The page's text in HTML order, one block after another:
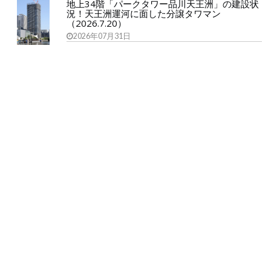
地上34階「パークタワー品川天王洲」の建設状
況！天王洲運河に面した分譲タワマン
（2026.7.20）
2026年07月31日